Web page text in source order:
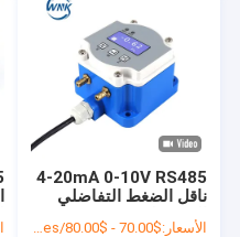
4-20mA 0-10V RS485
ناقل الضغط التفاضلي
الدقيق لتهوية HVAC
الأسعار:$70.00 - $80.00/Pieces